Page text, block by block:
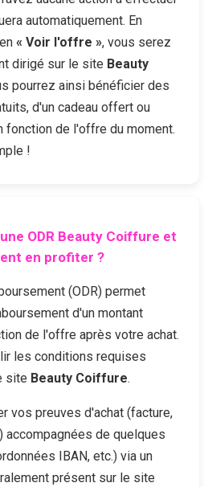
automatiquement. En
« Voir l'offre », vous serez
dirigé sur le site Beauty
pourrez ainsi bénéficier des
d'un cadeau offert ou
fonction de l'offre du moment.
!
ODR Beauty Coiffure et
en profiter ?
(ODR) permet
d'un montant
de l'offre après votre achat.
les conditions requises
site Beauty Coiffure.
vos preuves d'achat (facture,
accompagnées de quelques
IBAN, etc.) via un
présent sur le site